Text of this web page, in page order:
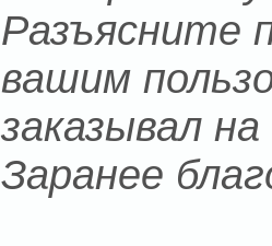
Разъясните
вашим
заказывал
Заранее